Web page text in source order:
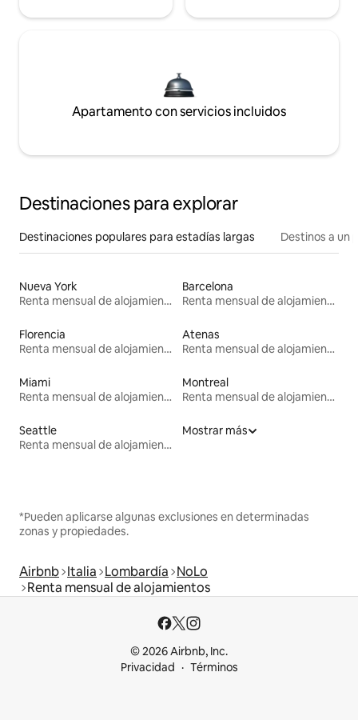
Apartamento con servicios incluidos
Destinaciones para explorar
Destinaciones populares para estadías largas Destinos a un
Nueva York
Renta mensual de alojamientos
Barcelona
Renta mensual de alojamientos
Florencia
Renta mensual de alojamientos
Atenas
Renta mensual de alojamientos
Miami
Renta mensual de alojamientos
Montreal
Renta mensual de alojamientos
Seattle
Renta mensual de alojamientos
Mostrar más
*Pueden aplicarse algunas exclusiones en determinadas
zonas y propiedades.
Airbnb Italia Lombardía NoLo
Renta mensual de alojamientos
© 2026 Airbnb, Inc.
Privacidad
Términos